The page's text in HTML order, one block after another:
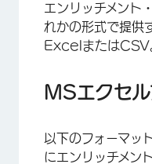
エンリッチメント
れかの形式で提供
ExcelまたはCSV
MSエクセル
以下のフォーマッ
にエンリッチメン